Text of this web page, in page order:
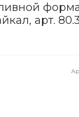
арт.